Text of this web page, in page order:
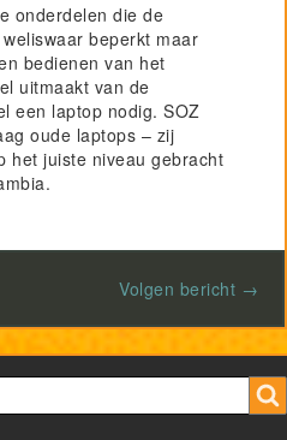
onderdelen die de
beperkt maar
bedienen van het
uitmaakt van de
een laptop nodig. SOZ
oude laptops – zij
het juiste niveau gebracht
Volgen bericht →